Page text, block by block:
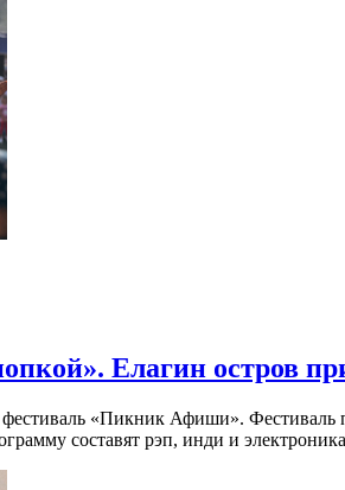
Елагин остров
«Пикник Афиши». Фестиваль
составят рэп, инди и